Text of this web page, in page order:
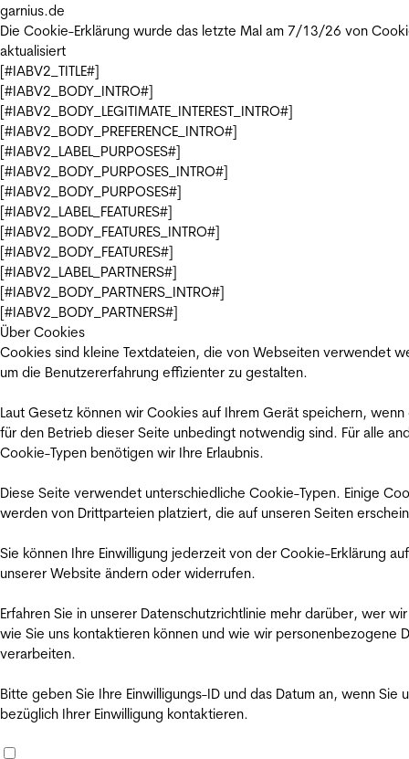
garnius.de
Die Cookie-Erklärung wurde das letzte Mal am 7/13/26 von
aktualisiert
[#IABV2_TITLE#]
[#IABV2_BODY_INTRO#]
[#IABV2_BODY_LEGITIMATE_INTEREST_INTRO#]
[#IABV2_BODY_PREFERENCE_INTRO#]
[#IABV2_LABEL_PURPOSES#]
[#IABV2_BODY_PURPOSES_INTRO#]
[#IABV2_BODY_PURPOSES#]
[#IABV2_LABEL_FEATURES#]
[#IABV2_BODY_FEATURES_INTRO#]
[#IABV2_BODY_FEATURES#]
[#IABV2_LABEL_PARTNERS#]
[#IABV2_BODY_PARTNERS_INTRO#]
[#IABV2_BODY_PARTNERS#]
Über Cookies
Cookies sind kleine Textdateien, die von Webseiten verwendet
um die Benutzererfahrung effizienter zu gestalten.
Laut Gesetz können wir Cookies auf Ihrem Gerät speichern, wenn
für den Betrieb dieser Seite unbedingt notwendig sind. Für alle
Cookie-Typen benötigen wir Ihre Erlaubnis.
Diese Seite verwendet unterschiedliche Cookie-Typen. Einige
werden von Drittparteien platziert, die auf unseren Seiten
Sie können Ihre Einwilligung jederzeit von der Cookie-Erklärung auf
unserer Website ändern oder widerrufen.
Erfahren Sie in unserer Datenschutzrichtlinie mehr darüber, wer
wie Sie uns kontaktieren können und wie wir personenbezogene
verarbeiten.
Bitte geben Sie Ihre Einwilligungs-ID und das Datum an, wenn Sie
bezüglich Ihrer Einwilligung kontaktieren.